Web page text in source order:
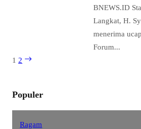
BNEWS.ID
Langkat, H.
menerima
Forum...
1 2
Populer
Ragam